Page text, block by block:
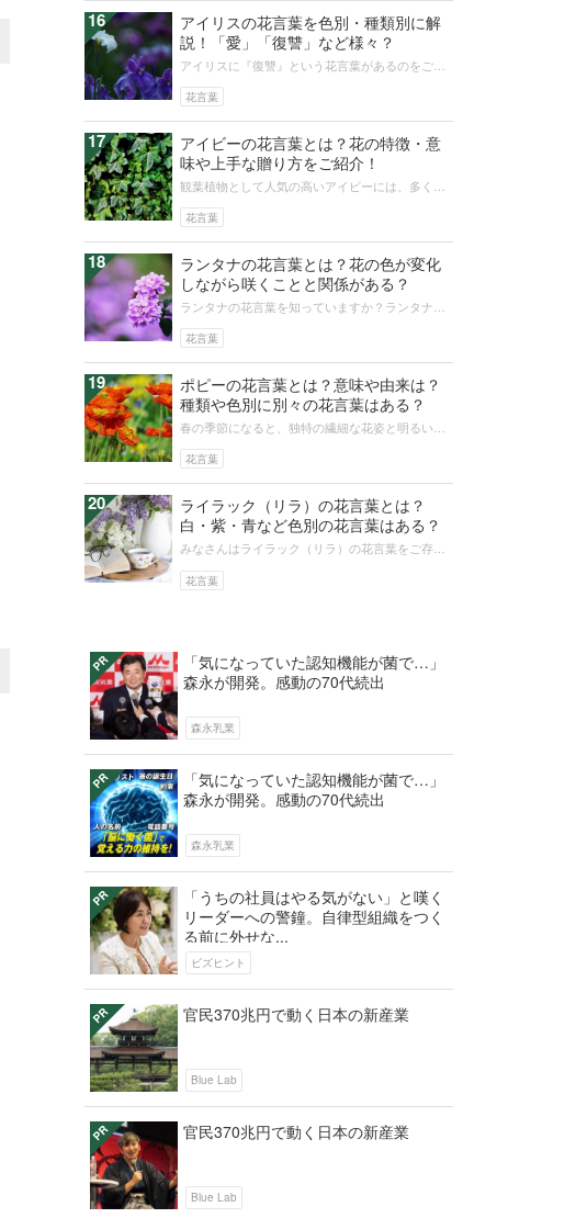
16
花言葉
アイリスの花言葉を色別・種類別に解
説！「愛」「復讐」など様々？
アイリスに『復讐』という花言葉があるのをご存
『吉報』的な意味合いの花言葉が多い中...
17
花言葉
アイビーの花言葉とは？花の特徴・意
味や上手な贈り方をご紹介！
観葉植物として人気の高いアイビーには、多くの
にも使えるよい意味の花言葉も存在し...
18
花言葉
ランタナの花言葉とは？花の色が変化
しながら咲くことと関係がある？
ランタナの花言葉を知っていますか？ランタナ自
ん。ランタナという花には、色が変わ...
19
花言葉
ポピーの花言葉とは？意味や由来は？
種類や色別に別々の花言葉はある？
春の季節になると、独特の繊細な花姿と明るい花
んなポピーにはどんな品種や、どんな...
20
花言葉
ライラック（リラ）の花言葉とは？
白・紫・青など色別の花言葉はある？
みなさんはライラック（リラ）の花言葉をご存知
で見た目も可愛らしく、花束にしてプ...
「気になっていた認知機能が菌で…」
森永が開発。感動の70代続出
森永乳業
「気になっていた認知機能が菌で…」
森永が開発。感動の70代続出
森永乳業
「うちの社員はやる気がない」と嘆く
リーダーへの警鐘。自律型組織をつく
る前に外せな...
ビズヒント
官民370兆円で動く日本の新産業
Blue Lab
官民370兆円で動く日本の新産業
Blue Lab